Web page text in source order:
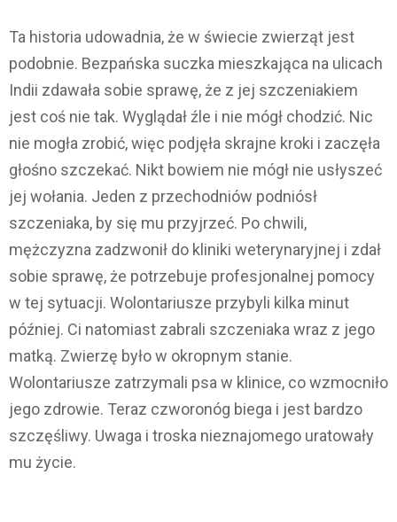
Ta historia udowadnia, że ​​w świecie zwierząt jest
podobnie. Bezpańska suczka mieszkająca na ulicach
Indii zdawała sobie sprawę, że z jej szczeniakiem
jest coś nie tak. Wyglądał źle i nie mógł chodzić. Nic
nie mogła zrobić, więc podjęła skrajne kroki i zaczęła
głośno szczekać. Nikt bowiem nie mógł nie usłyszeć
jej wołania. Jeden z przechodniów podniósł
szczeniaka, by się mu przyjrzeć. Po chwili,
mężczyzna zadzwonił do kliniki weterynaryjnej i zdał
sobie sprawę, że potrzebuje profesjonalnej pomocy
w tej sytuacji. Wolontariusze przybyli kilka minut
później. Ci natomiast zabrali szczeniaka wraz z jego
matką. Zwierzę było w okropnym stanie.
Wolontariusze zatrzymali psa w klinice, co wzmocniło
jego zdrowie. Teraz czworonóg biega i jest bardzo
szczęśliwy. Uwaga i troska nieznajomego uratowały
mu życie.